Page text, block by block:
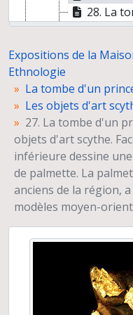
28. La tombe d'un prince scythe (Kazakhstan), les objets d'art scythe. Tête de félin dorée
29. La tombe d'un prince scythe (Kazakhstan), les objets d'art scythe. Barrette de mors à protomés d'élan, l'élan est coiffé de grands bois en palette
31. La tombe d'un prince scythe (Kazakhstan), les objets d'art scythe. Pendeloque à deux protomés de
33. La tombe d'un prince scythe (Kazakhstan), les objets d'art
Le Japon de
Les couleurs
Chemins vers
Exposition pour le 3ème congrès de
Trois millénaires de
Reconstitution de
Vivre avec les rennes.
Hommage à
Prises de vue de
"Dharih" Une
Chaîne d'observations
Expositions de la
Ethnologie
La tombe d'un
Les objets d'art
27. La tombe d'un
objets d'art scythe.
inférieure dessine
de palmette. La
anciens de la région,
modèles moyen-